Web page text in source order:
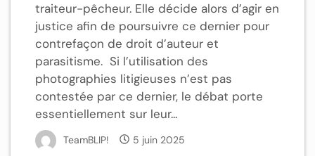
traiteur-pêcheur. Elle décide alors d’agir en
justice afin de poursuivre ce dernier pour
contrefaçon de droit d’auteur et
parasitisme. Si l’utilisation des
photographies litigieuses n’est pas
contestée par ce dernier, le débat porte
essentiellement sur leur...
TeamBLIP! 5 juin 2025